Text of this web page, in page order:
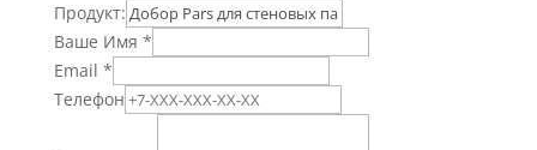
Продукт:
Ваше Имя *
Email *
Телефон